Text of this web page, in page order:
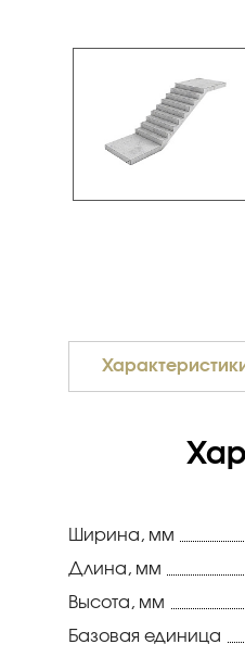
Ширина, мм
Длина, мм
Высота, мм
Базовая единица